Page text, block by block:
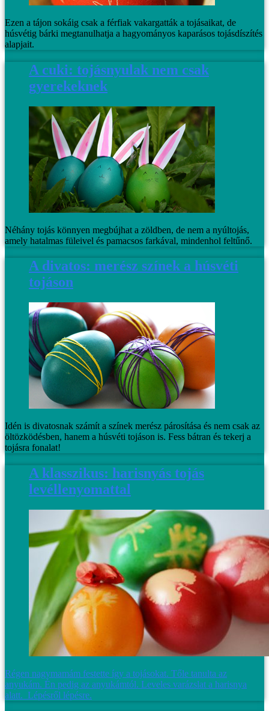
Ezen a tájon sokáig csak a férfiak vakargatták a tojásaikat, de
húsvétig bárki megtanulhatja a hagyományos kaparásos tojásdíszítés
alapjait.
A cuki: tojásnyulak nem csak
gyerekeknek
Néhány tojás könnyen megbújhat a zöldben, de nem a nyúltojás,
amely hatalmas füleivel és pamacsos farkával, mindenhol feltűnő.
A divatos: merész színek a húsvéti
tojáson
Idén is divatosnak számít a színek merész párosítása és nem csak az
öltözködésben, hanem a húsvéti tojáson is. Fess bátran és tekerj a
tojásra fonalat!
A klasszikus: harisnyás tojás
levéllenyomattal
Régen nagymamám festette így a tojásokat. Tőle tanulta az
anyukám. Én pedig az anyukámtól. Leveles varázslat a harisnya
alatt. Lépésről lépésre.